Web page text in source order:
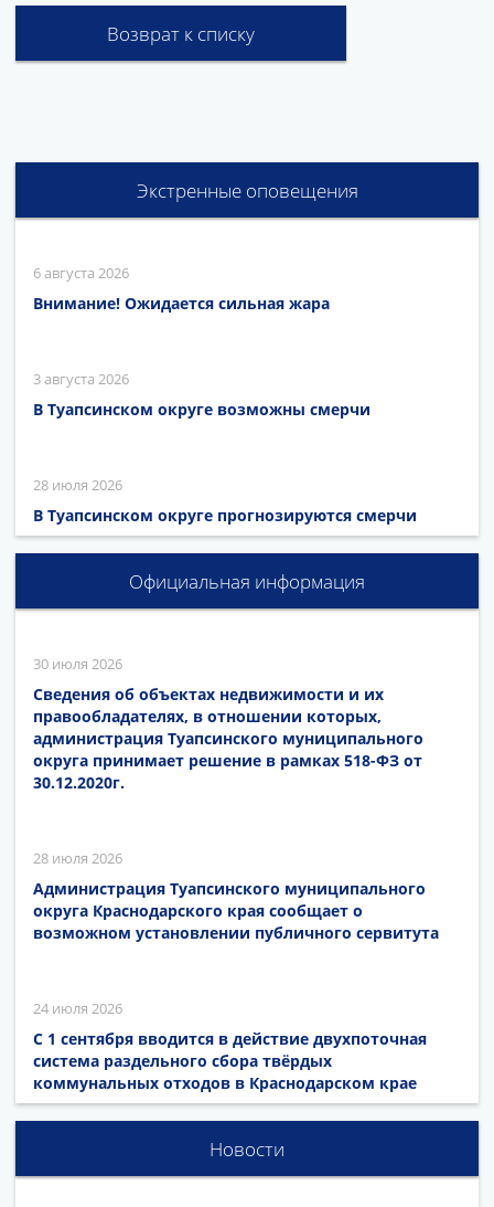
Возврат к списку
Экстренные оповещения
6 августа 2026
Внимание! Ожидается сильная жара
3 августа 2026
В Туапсинском округе возможны смерчи
28 июля 2026
В Туапсинском округе прогнозируются смерчи
Официальная информация
30 июля 2026
Сведения об объектах недвижимости и их
правообладателях, в отношении которых,
администрация Туапсинского муниципального
округа принимает решение в рамках 518-ФЗ от
30.12.2020г.
28 июля 2026
Администрация Туапсинского муниципального
округа Краснодарского края сообщает о
возможном установлении публичного сервитута
24 июля 2026
С 1 сентября вводится в действие двухпоточная
система раздельного сбора твёрдых
коммунальных отходов в Краснодарском крае
Новости